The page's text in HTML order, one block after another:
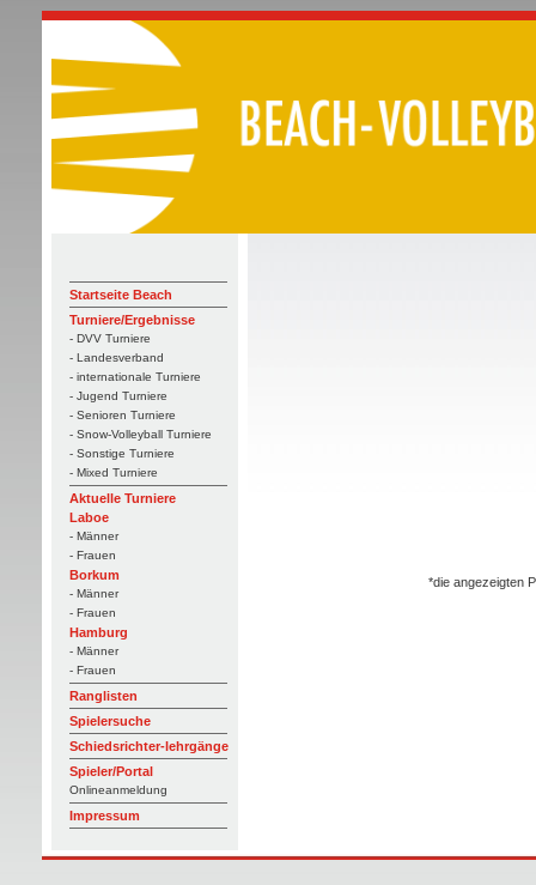
Startseite Beach
Turniere/Ergebnisse
- DVV Turniere
- Landesverband
- internationale Turniere
- Jugend Turniere
- Senioren Turniere
- Snow-Volleyball Turniere
- Sonstige Turniere
- Mixed Turniere
Aktuelle Turniere
Laboe
- Männer
- Frauen
Borkum
- Männer
- Frauen
Hamburg
- Männer
- Frauen
Ranglisten
Spielersuche
Schiedsrichter-lehrgänge
Spieler/Portal
Onlineanmeldung
Impressum
*die angezeigten